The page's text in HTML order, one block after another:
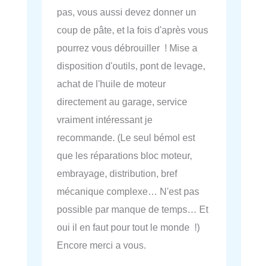
pas, vous aussi devez donner un
coup de pâte, et la fois d'après vous
pourrez vous débrouiller ! Mise a
disposition d'outils, pont de levage,
achat de l'huile de moteur
directement au garage, service
vraiment intéressant je
recommande. (Le seul bémol est
que les réparations bloc moteur,
embrayage, distribution, bref
mécanique complexe… N'est pas
possible par manque de temps… Et
oui il en faut pour tout le monde !)
Encore merci a vous.